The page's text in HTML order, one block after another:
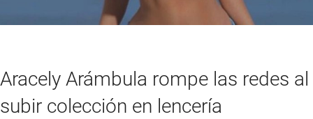
Aracely Arámbula rompe las redes al
subir colección en lencería